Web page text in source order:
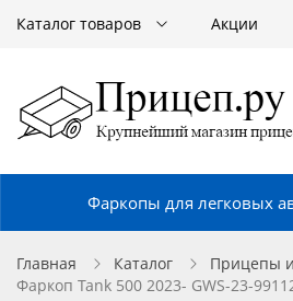
Каталог товаров Акции
Фаркопы для легковых
Главная Каталог Прицепы
Фаркоп Tank 500 2023- GWS-23-